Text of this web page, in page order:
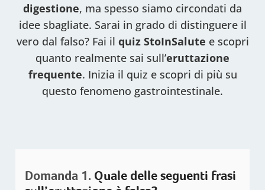
digestione, ma spesso siamo circondati da
idee sbagliate. Sarai in grado di distinguere il
vero dal falso? Fai il quiz StoInSalute e scopri
quanto realmente sai sull’eruttazione
frequente. Inizia il quiz e scopri di più su
questo fenomeno gastrointestinale.
"Eruttazione
Domanda 1. Quale delle seguenti frasi